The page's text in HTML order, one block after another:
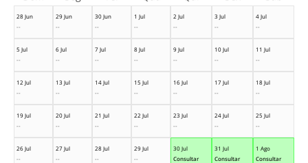
28 Jun
--
29 Jun
--
30 Jun
--
1 Jul
--
2 Jul
--
3 Jul
--
4 Jul
--
5 Jul
--
6 Jul
--
7 Jul
--
8 Jul
--
9 Jul
--
10 Jul
--
11 Jul
--
12 Jul
--
13 Jul
--
14 Jul
--
15 Jul
--
16 Jul
--
17 Jul
--
18 Jul
--
19 Jul
--
20 Jul
--
21 Jul
--
22 Jul
--
23 Jul
--
24 Jul
--
25 Jul
--
26 Jul
--
27 Jul
--
28 Jul
--
29 Jul
--
30 Jul
Consultar
31 Jul
Consultar
1 Ago
Consultar